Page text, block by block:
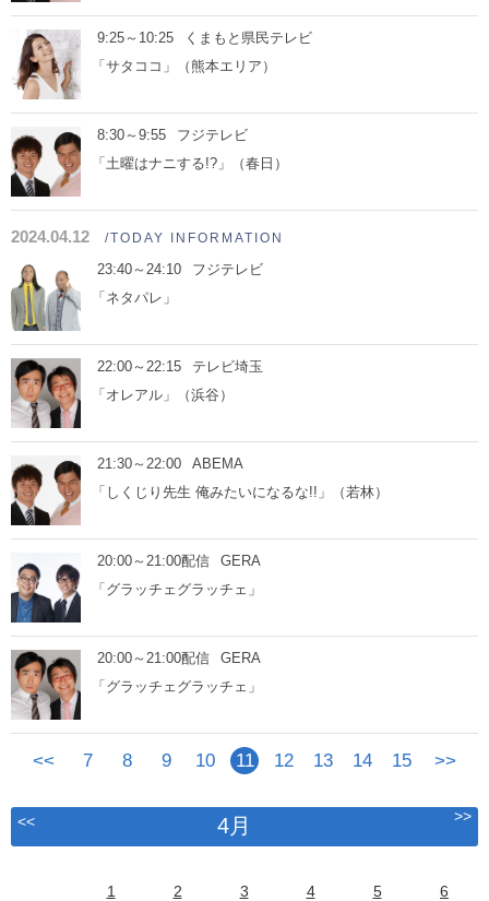
9:25～10:25
くまもと県民テレビ
「サタココ」（熊本エリア）
8:30～9:55
フジテレビ
「土曜はナニする!?」（春日）
2024.04.12 /TODAY INFORMATION
23:40～24:10
フジテレビ
「ネタパレ」
22:00～22:15
テレビ埼玉
「オレアル」（浜谷）
21:30～22:00
ABEMA
「しくじり先生 俺みたいになるな!!」（若林）
20:00～21:00配信
GERA
「グラッチェグラッチェ」
20:00～21:00配信
GERA
「グラッチェグラッチェ」
<< 7 8 9 10 11 12 13 14 15 >>
<< 4月 >>
1 2 3 4 5 6